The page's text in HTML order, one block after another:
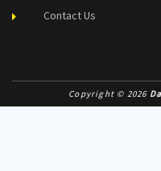
Contact Us
Copyright © 2026